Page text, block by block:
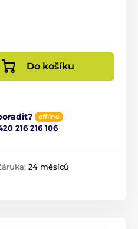
Do košíku
offline
216 216 106
24 měsíců